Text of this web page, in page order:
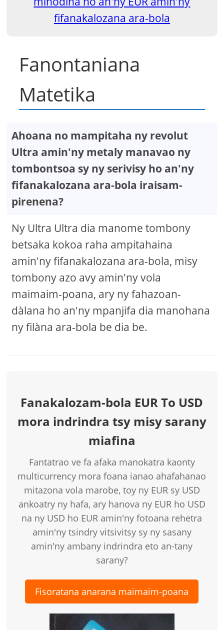
fifanakalozana ara-bola
Fanontaniana
Matetika
Ahoana no mampitaha ny revolut
Ultra amin'ny metaly manavao ny
tombontsoa sy ny serivisy ho an'ny
fifanakalozana ara-bola iraisam-
pirenena?
Ny Ultra Ultra dia manome tombony
betsaka kokoa raha ampitahaina
amin'ny fifanakalozana ara-bola, misy
tombony azo avy amin'ny vola
maimaim-poana, ary ny fahazoan-
dàlana ho an'ny mpanjifa dia manohana
ny filàna ara-bola be dia be.
Fanakalozam-bola EUR To USD
mora indrindra tsy misy sarany
miafina
Fantatrao ve fa afaka manokatra kaonty
multicurrency mora foana ianao ahafahanao
mitazona vola marobe, toy ny EUR sy USD
ankoatry ny hafa, ary hanova ny EUR ho USD
na ny USD ho EUR amin'ny fotoana rehetra
amin'ny tsindry vitsivitsy sy ny sasany
amin'ny ambany indrindra eto an-tany
sarany?
Fisoratana anarana maimaim-poana